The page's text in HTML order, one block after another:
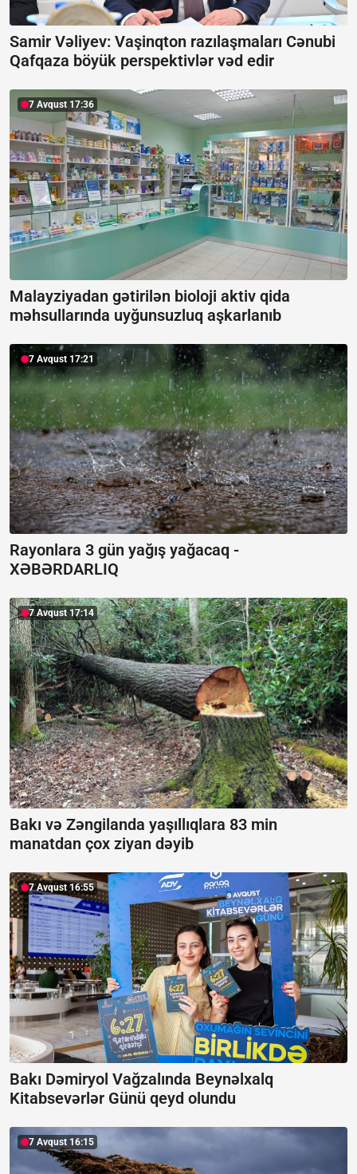
Samir Vəliyev: Vaşinqton razılaşmaları Cənubi
Qafqaza böyük perspektivlər vəd edir
7 Avqust 17:36
Malayziyadan gətirilən bioloji aktiv qida
məhsullarında uyğunsuzluq aşkarlanıb
7 Avqust 17:21
Rayonlara 3 gün yağış yağacaq -
XƏBƏRDARLIQ
7 Avqust 17:14
Bakı və Zəngilanda yaşıllıqlara 83 min
manatdan çox ziyan dəyib
7 Avqust 16:55
Bakı Dəmiryol Vağzalında Beynəlxalq
Kitabsevərlər Günü qeyd olundu
7 Avqust 16:15